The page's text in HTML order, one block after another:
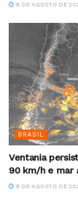
8 DE AGOSTO DE
BRASIL
Ventania
90 km/h e mar
8 DE AGOSTO DE